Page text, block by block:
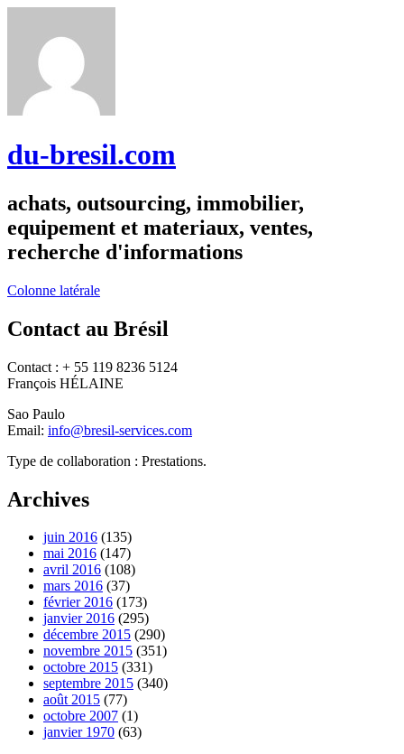
du-bresil.com
achats, outsourcing, immobilier,
equipement et materiaux, ventes,
recherche d'informations
Colonne latérale
Contact au Brésil
Contact : + 55 119 8236 5124
François HÉLAINE
Sao Paulo
Email: info@bresil-services.com
Type de collaboration : Prestations.
Archives
juin 2016 (135)
mai 2016 (147)
avril 2016 (108)
mars 2016 (37)
février 2016 (173)
janvier 2016 (295)
décembre 2015 (290)
novembre 2015 (351)
octobre 2015 (331)
septembre 2015 (340)
août 2015 (77)
octobre 2007 (1)
janvier 1970 (63)